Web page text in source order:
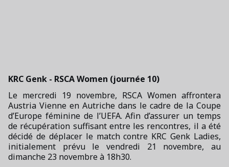
KRC Genk - RSCA Women (journée 10)
Le mercredi 19 novembre, RSCA Women affrontera
Austria Vienne en Autriche dans le cadre de la Coupe
d’Europe féminine de l’UEFA. Afin d’assurer un temps
de récupération suffisant entre les rencontres, il a été
décidé de déplacer le match contre KRC Genk Ladies,
initialement prévu le vendredi 21 novembre, au
dimanche 23 novembre à 18h30.